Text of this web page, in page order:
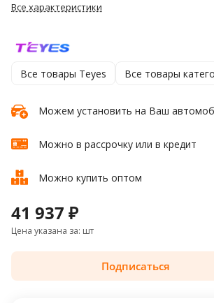
Все характеристики
Все товары Teyes Все товары
Можем установить на Ваш
Можно в рассрочку или в кредит
Можно купить оптом
41 937 ₽
Цена указана за: шт
Подписаться